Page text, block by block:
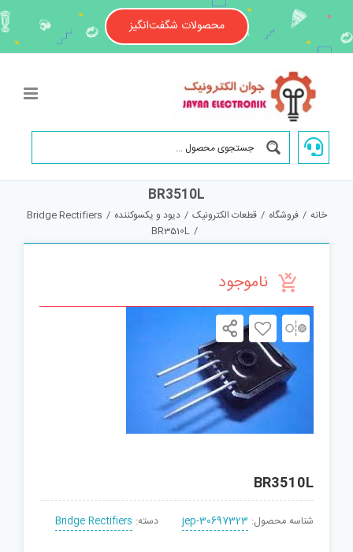
content
محصولات شگفت‌انگیز
BR3510L
خانه / فروشگاه / قطعات الکترونیک / دیود و یکسوکننده /
Bridge Rectifiers
/
BR3510L
ناموجود
BR3510L
شناسه محصول: jep-30697323 دسته: Bridge Rectifiers